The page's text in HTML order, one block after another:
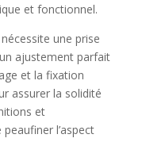
et fonctionnel.
nécessite une prise
ajustement parfait
et la fixation
assurer la solidité
et
l’aspect